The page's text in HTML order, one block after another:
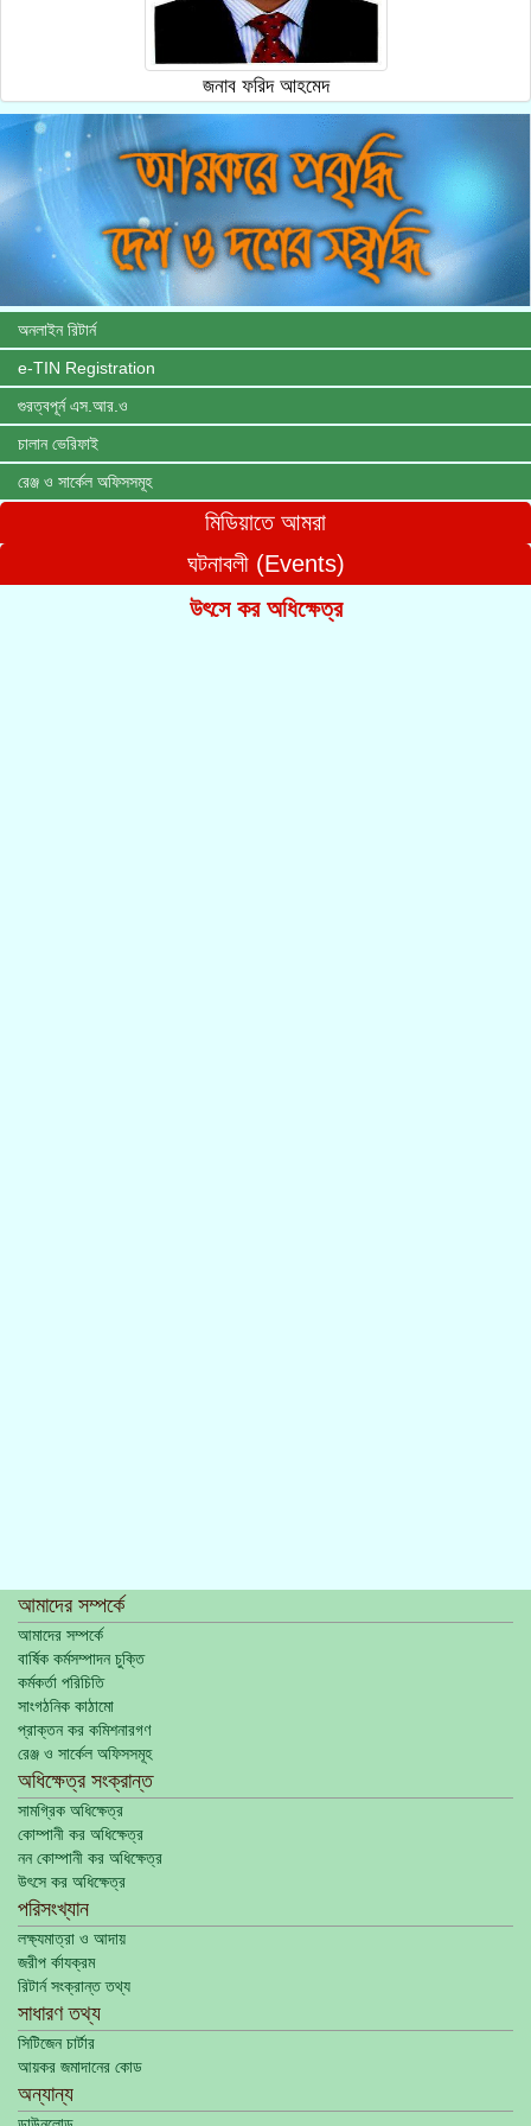
জনাব ফরিদ আহমেদ
অনলাইন রিটার্ন
e-TIN Registration
গুরত্বপূর্ন এস.আর.ও
চালান ভেরিফাই
রেঞ্জ ও সার্কেল অফিসসমূহ
মিডিয়াতে আমরা
ঘটনাবলী (Events)
উৎসে কর অধিক্ষেত্র
আমাদের সম্পর্কে
আমাদের সম্পর্কে
বার্ষিক কর্মসম্পাদন চুক্তি
কর্মকর্তা পরিচিতি
সাংগঠনিক কাঠামো
প্রাক্তন কর কমিশনারগণ
রেঞ্জ ও সার্কেল অফিসসমূহ
অধিক্ষেত্র সংক্রান্ত
সামগ্রিক অধিক্ষেত্র
কোম্পানী কর অধিক্ষেত্র
নন কোম্পানী কর অধিক্ষেত্র
উৎসে কর অধিক্ষেত্র
পরিসংখ্যান
লক্ষ্যমাত্রা ও আদায়
জরীপ র্কাযক্রম
রিটার্ন সংক্রান্ত তথ্য
সাধারণ তথ্য
সিটিজেন চার্টার
আয়কর জমাদানের কোড
অন্যান্য